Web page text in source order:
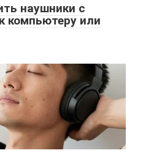
наушники с
компьютеру или